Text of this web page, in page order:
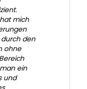
mich
den
ohne
ein
und